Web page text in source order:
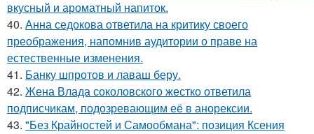
вкусный и ароматный напиток.
40. Анна седокова ответила на критику своего
преображения, напомнив аудитории о праве на
естественные изменения.
41. Банку шпротов и лаваш беру.
42. Жена Влада соколовского жестко ответила
подписчикам, подозревающим её в анорексии.
43. "Без Крайностей и Самообмана": позиция Ксения